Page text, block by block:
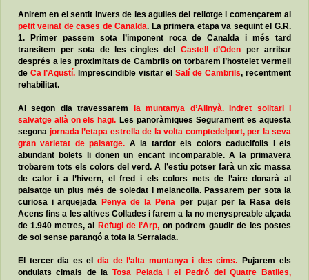
Anirem en el sentit invers de les agulles del rellotge i començarem al
petit veïnat de cases de Canalda. La primera etapa va seguint el G.R.
1. Primer passem sota l’imponent roca de Canalda i més tard
transitem per sota de les cingles del
Castell d’Oden per arribar
després a les proximitats de Cambrils on torbarem l’hostelet vermell
de Ca l’Agustí. Imprescindible visitar el Salí de Cambrils, recentment
rehabilitat.
Al segon dia travessarem
la muntanya d’Alinyà. Indret solitari i
salvatge allà on els hagi. Les panoràmiques Segurament es aquesta
segona jornada l’etapa estrella de la volta comptedelport, per la seva
gran varietat de paisatge. A la tardor els colors caducifolis i els
abundant bolets li donen un encant incomparable. A la primavera
trobarem tots els colors del verd. A l’estiu potser farà un xic massa
de calor i a l’hivern, el fred i els colors nets de l’aire donarà al
paisatge un plus més de soledat i melancolia. Passarem per sota la
curiosa i arquejada
Penya de la Pena per pujar per la Rasa dels
Acens fins a les altives Collades i farem a la no menyspreable alçada
de 1.940 metres, al
Refugi de l’Arp, on podrem gaudir de les postes
de sol sense parangó a tota la Serralada.
El tercer dia es el dia de l’alta muntanya i des cims.
Pujarem els
ondulats cimals de la Tosa Pelada i el Pedró del Quatre Batlles,